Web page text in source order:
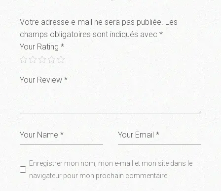
Votre adresse e-mail ne sera pas publiée. Les
champs obligatoires sont indiqués avec*
Your Rating*
Enregistrer mon nom, mon e-mail et mon site dans le
navigateur pour mon prochain commentaire.